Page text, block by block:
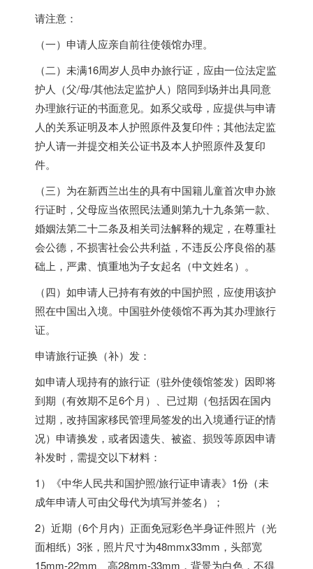
请注意：
（一）申请人应亲自前往使领馆办理。
（二）未满16周岁人员申办旅行证，应由一位法定监
护人（父/母/其他法定监护人）陪同到场并出具同意
办理旅行证的书面意见。如系父或母，应提供与申请
人的关系证明及本人护照原件及复印件；其他法定监
护人请一并提交相关公证书及本人护照原件及复印
件。
（三）为在新西兰出生的具有中国籍儿童首次申办旅
行证时，父母应当依照民法通则第九十九条第一款、
婚姻法第二十二条及相关司法解释的规定，在尊重社
会公德，不损害社会公共利益，不违反公序良俗的基
础上，严肃、慎重地为子女起名（中文姓名）。
（四）如申请人已持有有效的中国护照，应使用该护
照在中国出入境。中国驻外使领馆不再为其办理旅行
证。
申请旅行证换（补）发：
如申请人现持有的旅行证（驻外使领馆签发）因即将
到期（有效期不足6个月）、已过期（包括因在国内
过期，改持国家移民管理局签发的出入境通行证的情
况）申请换发，或者因遗失、被盗、损毁等原因申请
补发时，需提交以下材料：
1）《中华人民共和国护照/旅行证申请表》1份（未
成年申请人可由父母代为填写并签名）；
2）近期（6个月内）正面免冠彩色半身证件照片（光
面相纸）3张，照片尺寸为48mmx33mm，头部宽
15mm-22mm、高28mm-33mm，背景为白色，不得